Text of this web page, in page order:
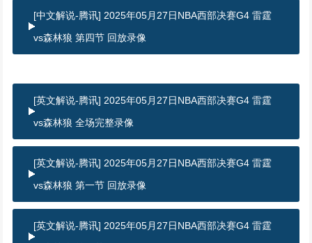
[中文解说-腾讯] 2025年05月27日NBA西部决赛G4 雷霆
vs森林狼 第四节 回放录像
[英文解说-腾讯] 2025年05月27日NBA西部决赛G4 雷霆
vs森林狼 全场完整录像
[英文解说-腾讯] 2025年05月27日NBA西部决赛G4 雷霆
vs森林狼 第一节 回放录像
[英文解说-腾讯] 2025年05月27日NBA西部决赛G4 雷霆